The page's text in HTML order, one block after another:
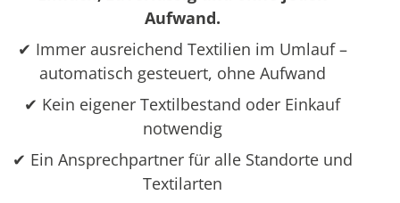
Aufwand.
✔ Immer ausreichend Textilien im Umlauf –
automatisch gesteuert, ohne Aufwand
✔ Kein eigener Textilbestand oder Einkauf
notwendig
✔ Ein Ansprechpartner für alle Standorte und
Textilarten